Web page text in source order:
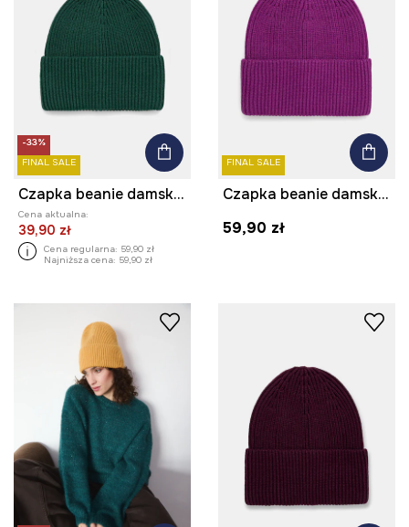
-33%
FINAL SALE
Czapka beanie damska z wiskozą
Cena aktualna:
39,90 zł
Cena regularna: 59,90 zł
Najniższa cena: 59,90 zł
FINAL SALE
Czapka beanie damska z wiskozą
59,90 zł